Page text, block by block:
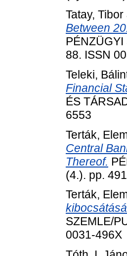
Tatay, Tibor
Between
88. ISSN
Teleki,
Financial
ÉS
6553
Terták,
Central
Thereof.
(4.). pp.
Terták,
SZEMLE/
0031-496X